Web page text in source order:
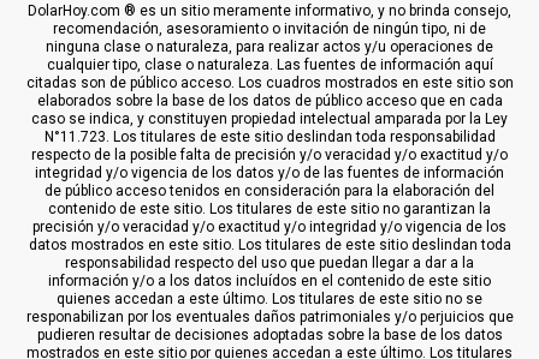
DolarHoy.com ® es un sitio meramente informativo, y no brinda consejo,
recomendación, asesoramiento o invitación de ningún tipo, ni de
ninguna clase o naturaleza, para realizar actos y/u operaciones de
cualquier tipo, clase o naturaleza. Las fuentes de información aquí
citadas son de público acceso. Los cuadros mostrados en este sitio son
elaborados sobre la base de los datos de público acceso que en cada
caso se indica, y constituyen propiedad intelectual amparada por la Ley
N°11.723. Los titulares de este sitio deslindan toda responsabilidad
respecto de la posible falta de precisión y/o veracidad y/o exactitud y/o
integridad y/o vigencia de los datos y/o de las fuentes de información
de público acceso tenidos en consideración para la elaboración del
contenido de este sitio. Los titulares de este sitio no garantizan la
precisión y/o veracidad y/o exactitud y/o integridad y/o vigencia de los
datos mostrados en este sitio. Los titulares de este sitio deslindan toda
responsabilidad respecto del uso que puedan llegar a dar a la
información y/o a los datos incluídos en el contenido de este sitio
quienes accedan a este último. Los titulares de este sitio no se
responabilizan por los eventuales daños patrimoniales y/o perjuicios que
pudieren resultar de decisiones adoptadas sobre la base de los datos
mostrados en este sitio por quienes accedan a este último. Los titulares